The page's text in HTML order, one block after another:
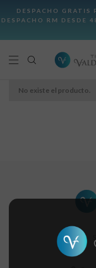
No existe el producto.